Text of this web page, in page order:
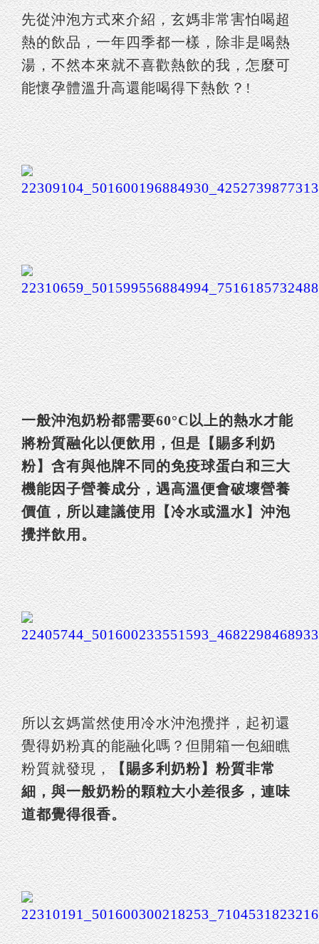
先從沖泡方式來介紹，玄媽非常害怕喝超
熱的飲品，一年四季都一樣，除非是喝熱
湯，不然本來就不喜歡熱飲的我，怎麼可
能懷孕體溫升高還能喝得下熱飲？!
一般沖泡奶粉都需要60°C以上的熱水才能
將粉質融化以便飲用，但是【賜多利奶
粉】含有與他牌不同的免疫球蛋白和三大
機能因子營養成分，遇高溫便會破壞營養
價值，所以建議使用【冷水或溫水】沖泡
攪拌飲用。
所以玄媽當然使用冷水沖泡攪拌，起初還
覺得奶粉真的能融化嗎？但開箱一包細瞧
粉質就發現，【賜多利奶粉】粉質非常
細，與一般奶粉的顆粒大小差很多，連味
道都覺得很香。